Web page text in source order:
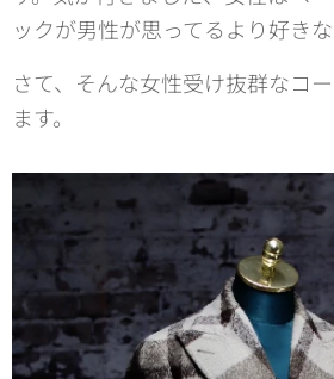
ックが男性が思ってるより好きな
さて、そんな女性受け抜群なコ
ます。